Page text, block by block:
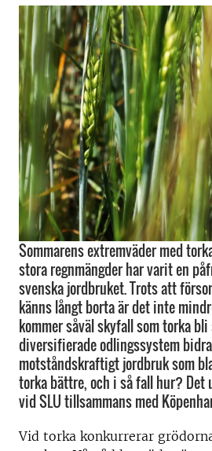
Sommarens extremväder med
stora regnmängder har varit en
svenska jordbruket. Trots att
känns långt borta är det inte
kommer såväl skyfall som torka
diversifierade odlingssystem
motståndskraftigt jordbruk som
torka bättre, och i så fall hur? Det
vid SLU tillsammans med
Vid torka konkurrerar